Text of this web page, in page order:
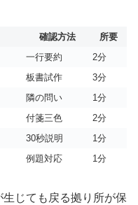
確認方法
所要
一行要約
2分
板書試作
3分
隣の問い
1分
付箋三色
2分
30秒説明
1分
例題対応 1分
じても戻る拠り所が保